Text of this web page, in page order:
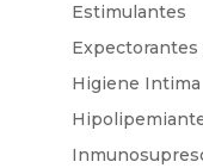
Estimulantes
Higiene Intima